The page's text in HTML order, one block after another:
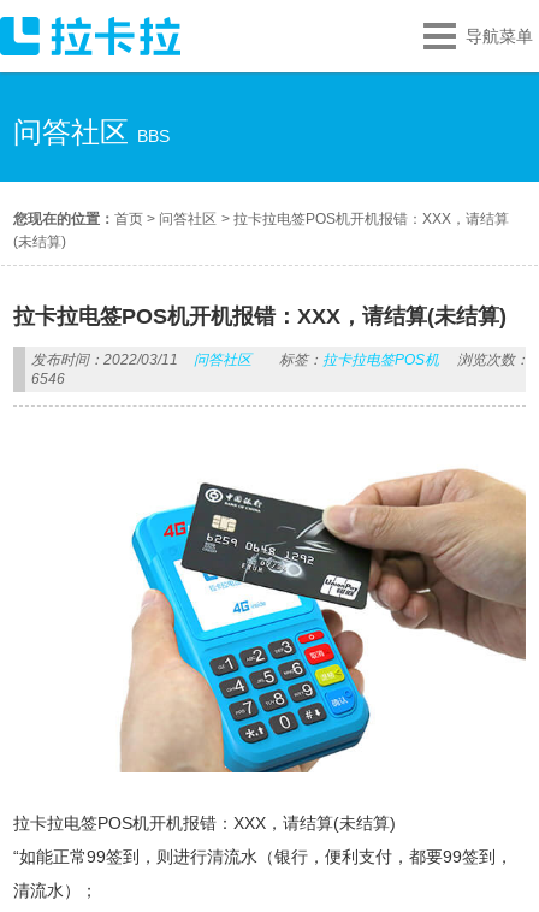
导航菜单
问答社区 BBS
您现在的位置：首页 > 问答社区 >拉卡拉电签POS机开机报错：XXX，请结算
(未结算)
拉卡拉电签POS机开机报错：XXX，请结算(未结算)
发布时间：2022/03/11 问答社区 标签： 拉卡拉电签POS机
浏览次数：
6546
拉卡拉电签POS机开机报错：XXX，请结算(未结算)
“如能正常99签到，则进行清流水（银行，便利支付，都要99签到，
清流水）；